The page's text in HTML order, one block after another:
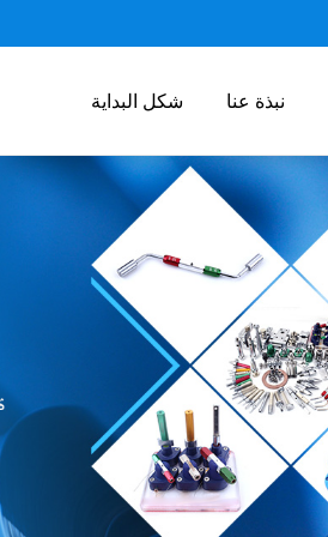
شكل البداية نبذة عنا